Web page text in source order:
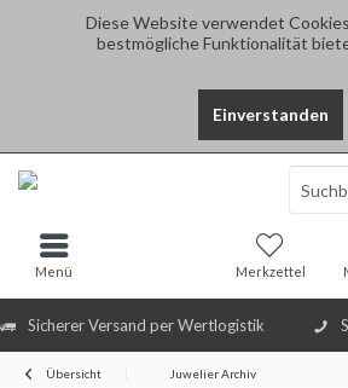
Diese Website verwendet
bestmögliche Funktionalität
Einverstanden
Sicherer Versand per Wertlogistik
Merkzettel
Menü
Übersicht Juwelier Archiv